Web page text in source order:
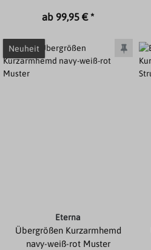
ab 99,95 € *
Neuheit
Eterna
Übergrößen Kurzarmhemd
navy-weiß-rot Muster